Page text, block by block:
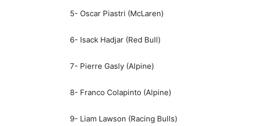
5- Oscar Piastri (McLaren)
6- Isack Hadjar (Red Bull)
7- Pierre Gasly (Alpine)
8- Franco Colapinto (Alpine)
9- Liam Lawson (Racing Bulls)